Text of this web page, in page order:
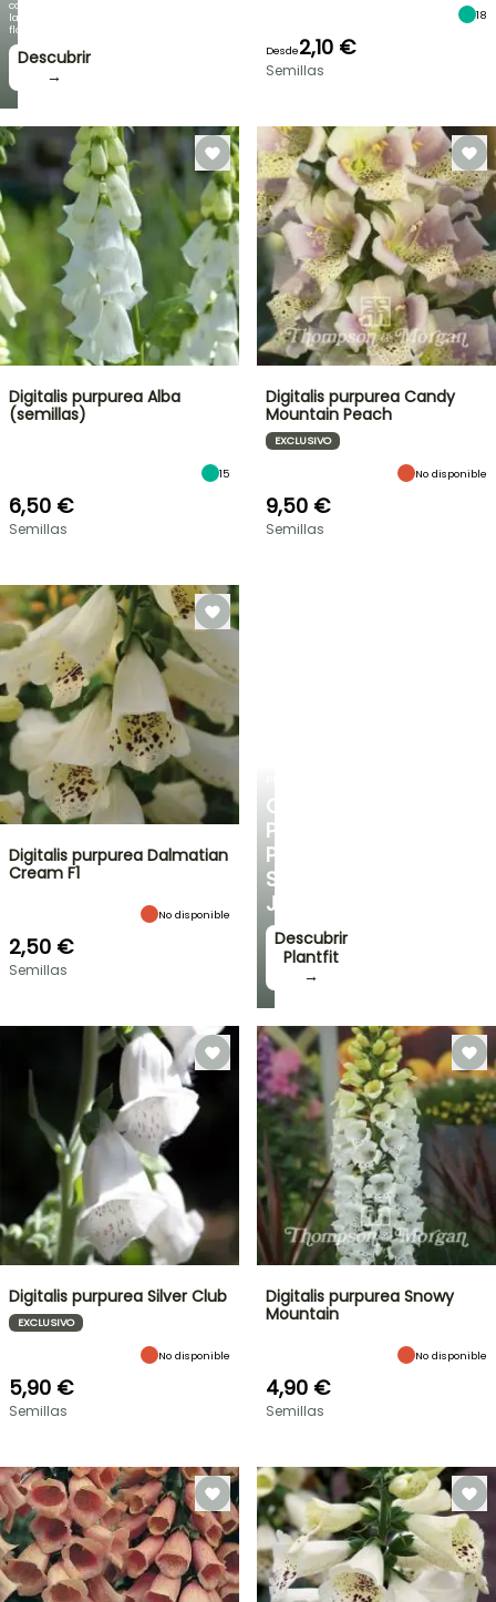
como
la
floración!
Descubrir
→
CONSEJOS
PERSONALIZADOS
PARA
SU
JARDÍN
Descubrir
Plantfit
→
18
Desde2,10 €
Semillas
Digitalis purpurea Alba
(semillas)
15
6,50 €
Semillas
Digitalis purpurea Candy
Mountain Peach
EXCLUSIVO
No disponible
9,50 €
Semillas
Digitalis purpurea Dalmatian
Cream F1
No disponible
2,50 €
Semillas
Digitalis purpurea Silver Club
EXCLUSIVO
No disponible
5,90 €
Semillas
Digitalis purpurea Snowy
Mountain
No disponible
4,90 €
Semillas